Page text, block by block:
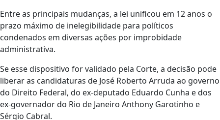
Entre as principais mudanças, a lei unificou em 12 anos o
prazo máximo de inelegibilidade para políticos
condenados em diversas ações por improbidade
administrativa.
Se esse dispositivo for validado pela Corte, a decisão pode
liberar as candidaturas de José Roberto Arruda ao governo
do Direito Federal, do ex-deputado Eduardo Cunha e dos
ex-governador do Rio de Janeiro Anthony Garotinho e
Sérgio Cabral.